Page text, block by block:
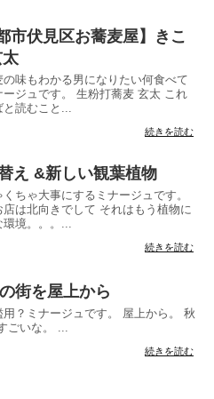
市伏見区お蕎麦屋】きこ
太
の味もわかる男になりたい何食べて
ージュです。 生粉打蕎麦 玄太 これ
読むこと...
続きを読む
え &新しい観葉植物
ちゃ大事にするミナージュです。
店は北向きでして それはもう植物に
境。。。...
続きを読む
街を屋上から
用？ミナージュです。 屋上から。 秋
ごいな。 ...
続きを読む